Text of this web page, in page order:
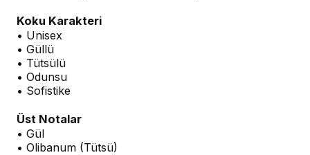
Koku Karakteri
• Unisex
• Güllü
• Tütsülü
• Odunsu
• Sofistike
Üst Notalar
• Gül
• Olibanum (Tütsü)